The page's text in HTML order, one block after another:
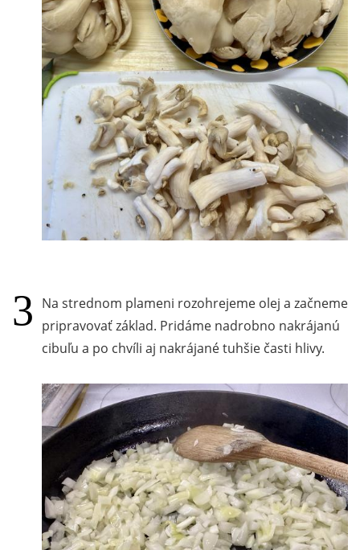
Na strednom plameni rozohrejeme olej a začneme
pripravovať základ. Pridáme nadrobno nakrájanú
cibuľu a po chvíli aj nakrájané tuhšie časti hlivy.